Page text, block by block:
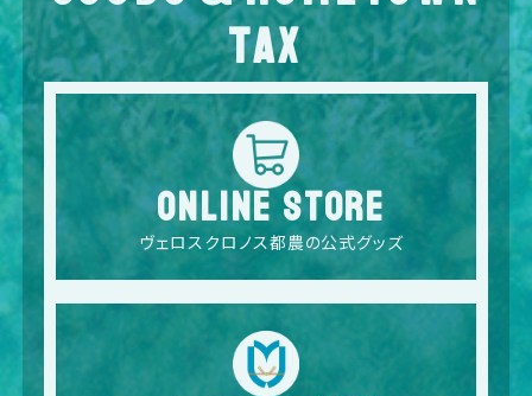
TAX
ONLINE STORE
ヴェロスクロノス都農の公式グッズ